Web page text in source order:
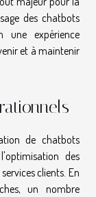
des chatbots
une expérience
et à maintenir
de chatbots
des
clients. En
un nombre